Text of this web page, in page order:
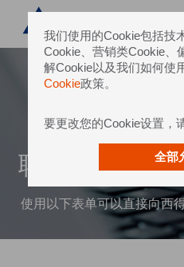
我们使用的Cookie包括技
Cookie、营销类Cookie、
解Cookie以及我们如何使
Cookie政策。
要更改您的Cookie设置，
全部
联系我们
使用以下表单可以直接向西